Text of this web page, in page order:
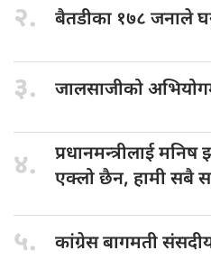
२. बैतडीका १७८ जनाले
३. जालसाजीको
४. प्रधानमन्त्रीलाई मनिष
एक्लो छैन, हामी सबै
५. कांग्रेस बागमती